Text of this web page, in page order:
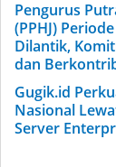
Pengurus
(PPHJ)
Dilantik,
dan
Gugik.id
Nasional
Server